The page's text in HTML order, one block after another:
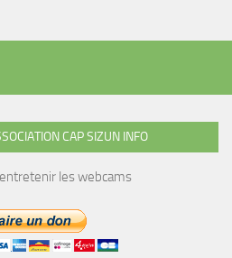
CAP SIZUN INFO
les webcams